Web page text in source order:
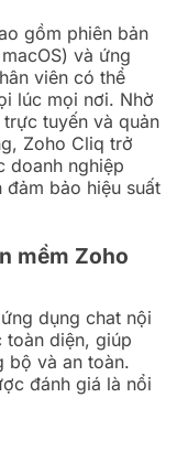
gồm phiên bản
và ứng
viên có thể
lúc mọi nơi. Nhờ
tuyến và quản
Zoho Cliq trở
doanh nghiệp
bảo hiệu suất
mềm Zoho
dụng chat nội
toàn diện, giúp
bộ và an toàn.
đánh giá là nổi